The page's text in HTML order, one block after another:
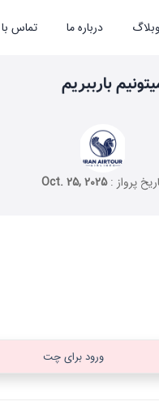
وبلاگ درباره ما تماس با
پرواز :Oct. 25, 2025
ورود برای چت